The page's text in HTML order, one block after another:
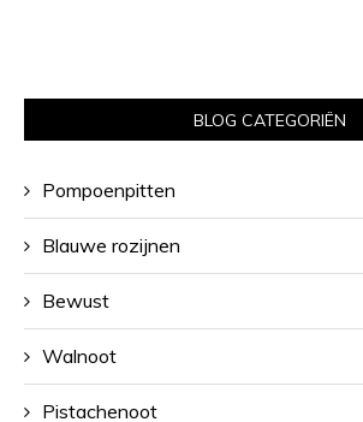
BLOG CATEGORIËN
Pompoenpitten
Blauwe rozijnen
Bewust
Walnoot
Pistachenoot